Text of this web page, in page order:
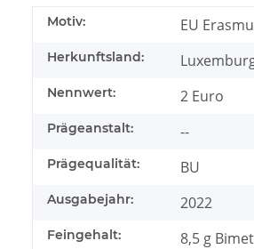
Motiv: EU
Herkunftsland:
Nennwert: 2 Euro
Prägeanstalt: --
Prägequalität: BU
Ausgabejahr: 2022
Feingehalt: 8,5 g